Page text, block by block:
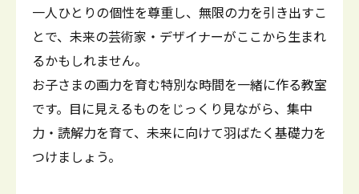
一人ひとりの個性を尊重し、無限の力を引き出すこ
とで、未来の芸術家・デザイナーがここから生まれ
るかもしれません。
お子さまの画力を育む特別な時間を一緒に作る教室
です。目に見えるものをじっくり見ながら、集中
力・読解力を育て、未来に向けて羽ばたく基礎力を
つけましょう。